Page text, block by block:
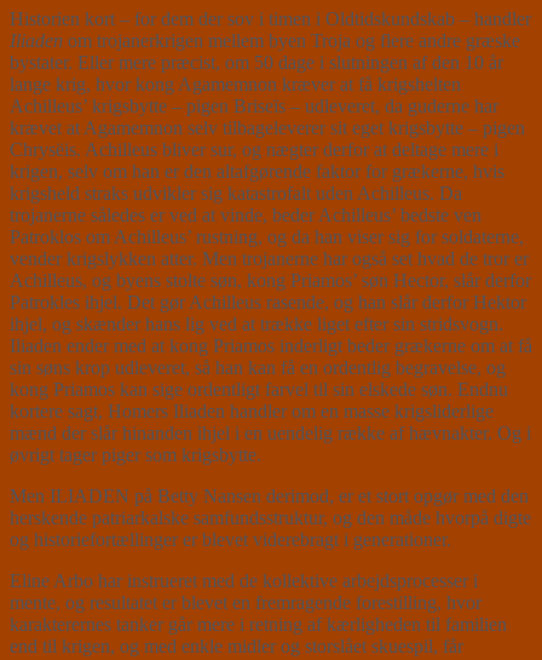
Historien kort – for dem der sov i timen i Oldtidskundskab – handler
Iliaden om trojanerkrigen mellem byen Troja og flere andre græske
bystater. Eller mere præcist, om 50 dage i slutningen af den 10 år
lange krig, hvor kong Agamemnon kræver at få krigshelten
Achilleus’ krigsbytte – pigen Briseïs – udleveret, da guderne har
krævet at Agamemnon selv tilbageleverer sit eget krigsbytte – pigen
Chrysëis. Achilleus bliver sur, og nægter derfor at deltage mere i
krigen, selv om han er den altafgørende faktor for grækerne, hvis
krigsheld straks udvikler sig katastrofalt uden Achilleus. Da
trojanerne således er ved at vinde, beder Achilleus’ bedste ven
Patroklos om Achilleus’ rustning, og da han viser sig for soldaterne,
vender krigslykken atter. Men trojanerne har også set hvad de tror er
Achilleus, og byens stolte søn, kong Priamos’ søn Hector, slår derfor
Patrokles ihjel. Det gør Achilleus rasende, og han slår derfor Hektor
ihjel, og skænder hans lig ved at trække liget efter sin stridsvogn.
Iliaden ender med at kong Priamos inderligt beder grækerne om at få
sin søns krop udleveret, så han kan få en ordentlig begravelse, og
kong Priamos kan sige ordentligt farvel til sin elskede søn. Endnu
kortere sagt, Homers Iliaden handler om en masse krigsliderlige
mænd der slår hinanden ihjel i en uendelig række af hævnakter. Og i
øvrigt tager piger som krigsbytte.
Men ILIADEN på Betty Nansen derimod, er et stort opgør med den
herskende patriarkalske samfundsstruktur, og den måde hvorpå digte
og historiefortællinger er blevet viderebragt i generationer.
Eline Arbo har instrueret med de kollektive arbejdsprocesser i
mente, og resultatet er blevet en fremragende forestilling, hvor
karakterernes tanker går mere i retning af kærligheden til familien
end til krigen, og med enkle midler og storslået skuespil, får